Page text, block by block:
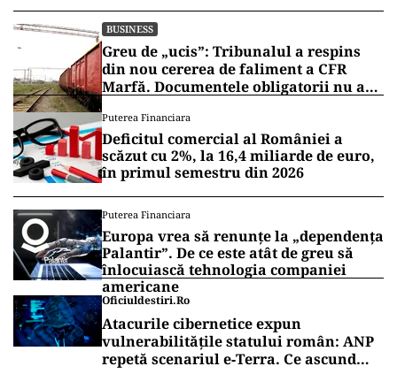
BUSINESS
Greu de „ucis”: Tribunalul a respins
din nou cererea de faliment a CFR
Marfă. Documentele obligatorii nu au
Puterea Financiara
Deficitul comercial al României a
scăzut cu 2%, la 16,4 miliarde de euro,
în primul semestru din 2026
Puterea Financiara
Europa vrea să renunțe la „dependența
Palantir”. De ce este atât de greu să
înlocuiască tehnologia companiei
americane
Oficiuldestiri.ro
Atacurile cibernetice expun
vulnerabilitățile statului român: ANP
repetă scenariul e‑Terra. Ce ascund